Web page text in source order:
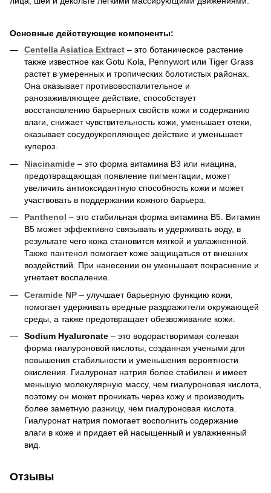
Основные действующие компоненты:
Centella Asiatica Extract – это ботаническое растение
также известное как Gotu Kola, Pennywort или Tiger Grass
растет в умеренных и тропических болотистых районах.
Она оказывает противовоспалительное и
ранозаживляющее действие, способствует
восстановлению барьерных свойств кожи и содержанию
влаги, снижает чувствительность кожи, уменьшает отеки,
оказывает сосудоукрепляющее действие и уменьшает
купероз.
Niacinamide – это форма витамина B3 или ниацина,
предотвращающая появление пигментации, может
увеличить антиоксидантную способность кожи и может
участвовать в поддержании кожного барьера.
Panthenol – это стабильная форма витамина В5. Витамин
B5 может эффективно связывать и удерживать воду, в
результате чего кожа становится мягкой и увлажненной.
Также пантенол помогает коже защищаться от внешних
воздействий. При нанесении он уменьшает покраснение и
угнетает воспаление.
Ceramide NP – улучшает барьерную функцию кожи,
помогает удерживать вредные раздражители окружающей
среды, а также предотвращает обезвоживание кожи.
Sodium Hyaluronate – это водорастворимая солевая
форма гиалуроновой кислоты, созданная учеными для
повышения стабильности и уменьшения вероятности
окисления. Гиалуронат натрия более стабилен и имеет
меньшую молекулярную массу, чем гиалуроновая кислота,
поэтому он может проникать через кожу и производить
более заметную разницу, чем гиалуроновая кислота.
Гиалуронат натрия помогает восполнить содержание
влаги в коже и придает ей насыщенный и увлажненный
вид.
Отзывы